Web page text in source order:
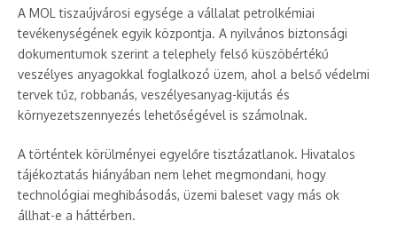
A MOL tiszaújvárosi egysége a vállalat petrolkémiai
tevékenységének egyik központja. A nyilvános biztonsági
dokumentumok szerint a telephely felső küszöbértékű
veszélyes anyagokkal foglalkozó üzem, ahol a belső védelmi
tervek tűz, robbanás, veszélyesanyag-kijutás és
környezetszennyezés lehetőségével is számolnak.
A történtek körülményei egyelőre tisztázatlanok. Hivatalos
tájékoztatás hiányában nem lehet megmondani, hogy
technológiai meghibásodás, üzemi baleset vagy más ok
állhat-e a háttérben.